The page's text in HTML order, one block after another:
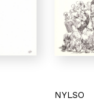
NYLSO